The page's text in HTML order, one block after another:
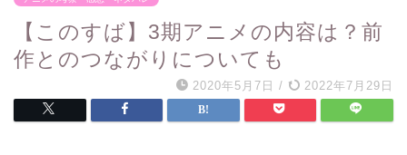
【このすば】3期アニメの内容は？前
作とのつながりについても
2020年5月7日 / 2022年7月29日